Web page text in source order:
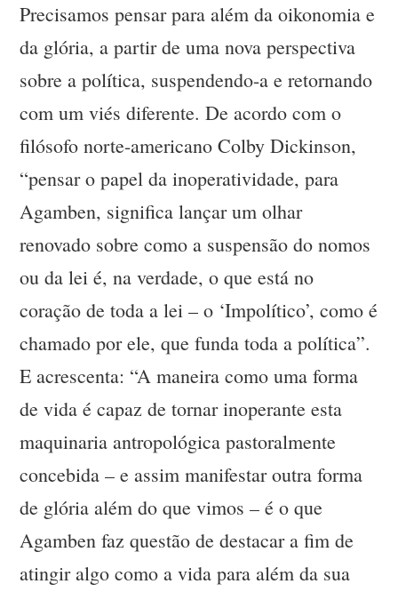
Precisamos pensar para além da oikonomia e
da glória, a partir de uma nova perspectiva
sobre a política, suspendendo-a e retornando
com um viés diferente. De acordo com o
filósofo norte-americano Colby Dickinson,
“pensar o papel da inoperatividade, para
Agamben, significa lançar um olhar
renovado sobre como a suspensão do nomos
ou da lei é, na verdade, o que está no
coração de toda a lei – o ‘Impolítico’, como é
chamado por ele, que funda toda a política”.
E acrescenta: “A maneira como uma forma
de vida é capaz de tornar inoperante esta
maquinaria antropológica pastoralmente
concebida – e assim manifestar outra forma
de glória além do que vimos – é o que
Agamben faz questão de destacar a fim de
atingir algo como a vida para além da sua